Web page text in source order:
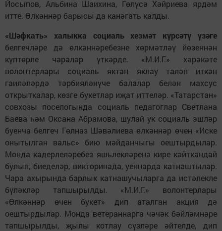
Йосыпов, Альбина Шаихина, Гөлүсә Хәйриева ярдәм
итте. Өлкәннәр барысы да канәгать калды.
«Шәфкать» халыкка социаль хезмәт күрсәтү үзәге
белгечләре дә өлкәннәребезне хөрмәтләү йөзеннән
күптөрле чаралар үткәрде. «М.И.Г.» хәрәкәте
волонтерлары социаль яктан яклау таләп иткән
гаиләләрдә тәрбияләнүче балалар белән махсус
открыткалар, көзге букетлар иҗат иттеләр. «Татарстан»
совхозы поселогында социаль педагоглар Светлана
Баева һәм Оксана Абрамова, шулай ук социаль эшләр
буенча белгеч Гөлназ Шәвәлиева өлкәннәр өчен «Иске
онытылган вальс» бию мәйданчыгы оештырдылар.
Монда кадерлеләребез яшьлекләренә кире кайткандай
булып, биеделәр, викторинада, уеннарда катнаштылар.
Чара ахырында барлык катнашучыларга да истәлекле
бүләкләр тапшырылды. «М.И.Г.» волонтерлары
«Өлкәннәр өчен букет» дип аталган акция дә
оештырдылар. Монда ветераннарга чәчәк бәйләмнәре
тапшырылды, җылы котлау сүзләре әйтелде, дип